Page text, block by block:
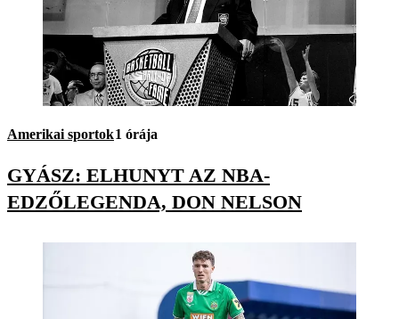
Amerikai sportok1 órája
GYÁSZ: ELHUNYT AZ NBA-
EDZŐLEGENDA, DON NELSON